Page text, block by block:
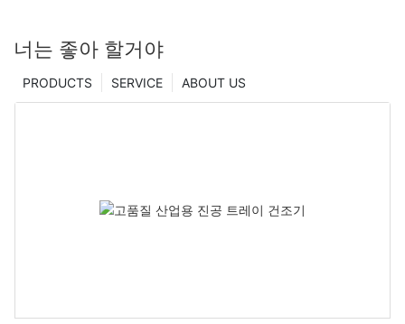
너는 좋아 할거야
ABOUT US
SERVICE
PRODUCTS